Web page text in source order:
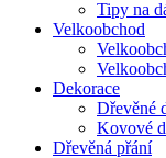
Tipy na
Velkoobchod
Dekorace
Dřevěné
Kovové
Dřevěná přání